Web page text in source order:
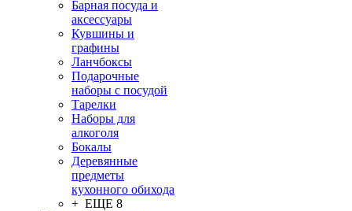
Барная посуда и
аксессуары
Кувшины и
графины
Ланчбоксы
Подарочные
наборы с посудой
Тарелки
Наборы для
алкоголя
Бокалы
Деревянные
предметы
кухонного обихода
+ ЕЩЕ 8